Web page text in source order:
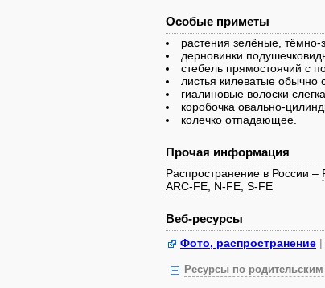
Особые приметы
растения зелёные, тёмно-
дерновинки
стебель прямостоячий с
листья килеватые обычно
гиалиновые волоски
коробочка овально-
колечко отпадающее.
Прочая информация
Распространение в России –
ARC-FE N-FE S-FE
Веб-ресурсы
Фото, распространение |
Ресурсы по родительским